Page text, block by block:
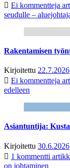
Ei kommentteja
seudulle –
Rakentamisen
Kirjoitettu 22.7.2026
Ei kommentteja
edelleen
Asiantuntija:
Kirjoitettu 30.6.2026
1 kommentti
on johtaminen